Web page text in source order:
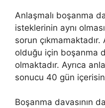
Anlaşmalı boşanma
isteklerinin aynı
sorun çıkmamaktadır.
olduğu için boşanma
olmaktadır. Ayrıca
sonucu 40 gün
Boşanma davasının